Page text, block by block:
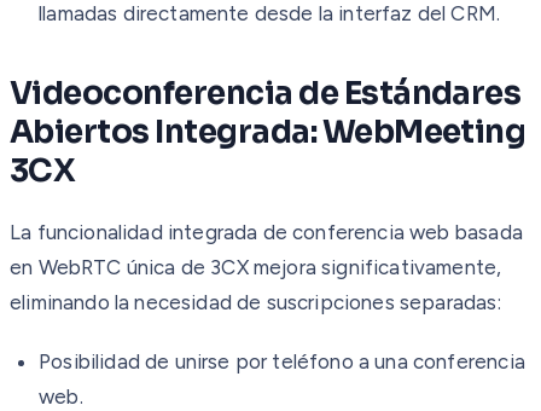
llamadas directamente desde la interfaz del CRM.
Videoconferencia de Estándares
Abiertos Integrada: WebMeeting
3CX
La funcionalidad integrada de conferencia web basada
en WebRTC única de 3CX mejora significativamente,
eliminando la necesidad de suscripciones separadas:
Posibilidad de unirse por teléfono a una conferencia
web.